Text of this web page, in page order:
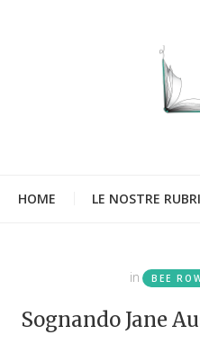
HOME LE NOSTRE
in BEE
Sognando Jane